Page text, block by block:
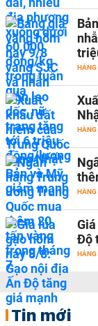
HÀNG
HÀNG
HÀNG
Độ
HÀNG
Tin mới